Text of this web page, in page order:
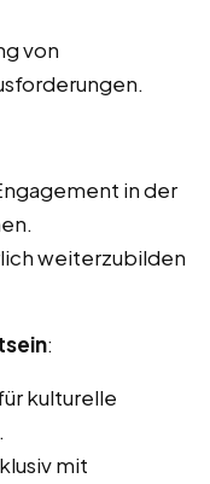
von
in der
weiterzubilden
:
kulturelle
mit